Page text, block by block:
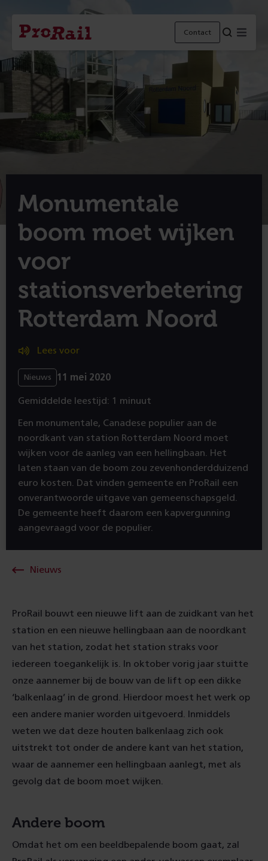
Navigatie
Homepage
ProRail
Contact
Monumentale
boom moet wijken
voor
stationsverbetering
Rotterdam Noord
Lees voor
Nieuws 11 mei 2020
Gemiddelde leestijd: 1 minuut
Een monumentale, Canadese populier aan de
noordkant van station Rotterdam Noord moet
wijken voor de aanleg van een hellingbaan. Het
laten staan van de boom zou zevenhonderdduizend
euro kosten. Dat vinden gemeente en ProRail een
onverantwoorde uitgave van gemeenschapsgeld.
De gemeente heeft daarom een kapvergunning
aangevraagd voor de populier.
Nieuws
ProRail bouwt een nieuwe lift aan de zuidkant van het
station en een nieuwe hellingbaan aan de noordkant
van het station, zodat het station straks voor
iedereen toegankelijk is. In oktober vorig jaar stuitte
onze aannemer bij de bouw van de lift op een dikke
‘balkenlaag’ in de grond. Hierdoor moest het werk op
een andere manier worden uitgevoerd. Inmiddels
weten we dat deze houten balkenlaag zich ook
uitstrekt tot onder de andere kant van het station,
waar de aannemer een hellingbaan aanlegt, met als
gevolg dat de boom moet wijken.
Andere boom
Omdat het om een beeldbepalende boom gaat, zal